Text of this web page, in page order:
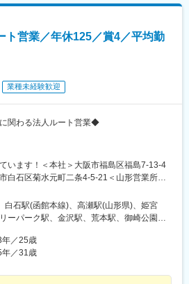
ト営業／年休125／賞4／平均勤
業種未経験歓迎
関わる法人ルート営業◆
います！＜本社＞大阪市福島区福島7-13-4
白石区菊水元町二条4-5-21＜山形営業所＞
18＜関東営業所＞埼玉県北葛飾郡杉戸町堤
東京都町田市南町田3丁目35-26＜金沢営業
南2-38＜大阪営業所＞東大阪市横枕西10-
松山営業所＞愛媛県松山市山越6-17-16＜福
区半道橋1-11-14＜大分出張所＞大分市王子
18＜ヤマトロジスティクスセンター＞東大
白石駅(函館本線)、高瀬駅(山形県)、姫宮
ーパーク駅、金沢駅、荒本駅、御崎公園
田駅(大阪府)、福島駅(大阪府・阪神線)、新
年／25歳
年／31歳